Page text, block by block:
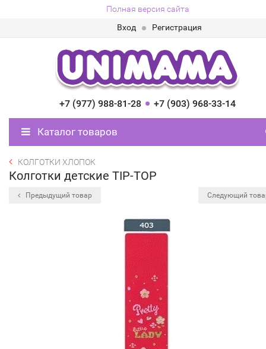
Полная версия сайта
Вход
Регистрация
+7 (977) 988-81-28 +7 (903) 968-33-14
Каталог товаров
КОЛГОТКИ ХЛОПОК
Колготки детские TIP-TOP
Предыдущий товар Следующий